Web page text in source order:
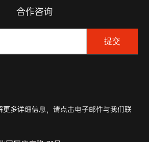
合作咨询
提交
多详细信息，请点击电子邮件与我们联